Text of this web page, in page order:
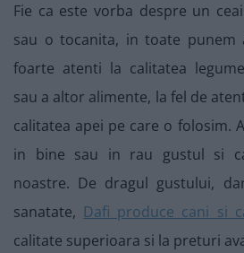
Fie ca este vorba despre un
sau o tocanita, in toate punem
foarte atenti la calitatea
sau a altor alimente, la fel de
calitatea apei pe care o folosim.
in bine sau in rau gustul si
noastre. De dragul gustului,
sanatate, Dafi produce cani si
calitate superioara si la preturi